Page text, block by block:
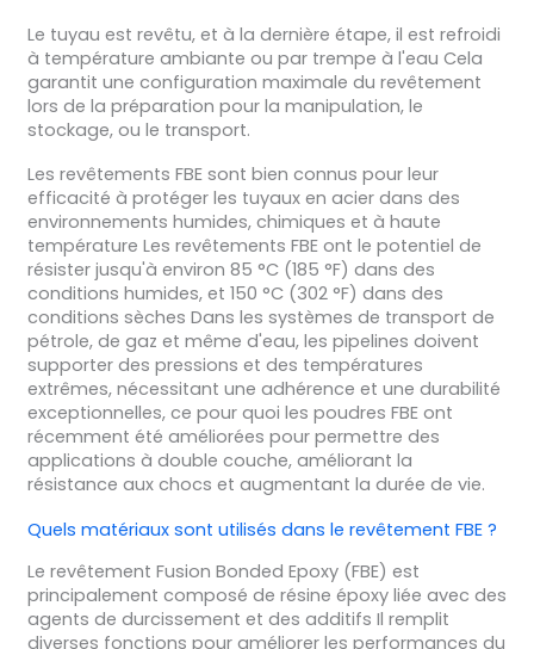
Le tuyau est revêtu, et à la dernière étape, il est refroidi
à température ambiante ou par trempe à l'eau Cela
garantit une configuration maximale du revêtement
lors de la préparation pour la manipulation, le
stockage, ou le transport.
Les revêtements FBE sont bien connus pour leur
efficacité à protéger les tuyaux en acier dans des
environnements humides, chimiques et à haute
température Les revêtements FBE ont le potentiel de
résister jusqu'à environ 85 °C (185 °F) dans des
conditions humides, et 150 °C (302 °F) dans des
conditions sèches Dans les systèmes de transport de
pétrole, de gaz et même d'eau, les pipelines doivent
supporter des pressions et des températures
extrêmes, nécessitant une adhérence et une durabilité
exceptionnelles, ce pour quoi les poudres FBE ont
récemment été améliorées pour permettre des
applications à double couche, améliorant la
résistance aux chocs et augmentant la durée de vie.
Quels matériaux sont utilisés dans le revêtement FBE ?
Le revêtement Fusion Bonded Epoxy (FBE) est
principalement composé de résine époxy liée avec des
agents de durcissement et des additifs Il remplit
diverses fonctions pour améliorer les performances du